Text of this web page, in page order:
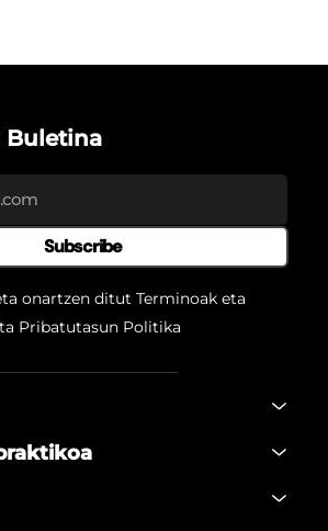
Buletina
Subscribe
onartzen ditut Terminoak eta
Pribatutasun Politika